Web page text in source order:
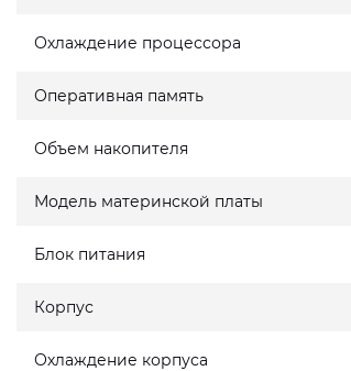
Охлаждение процессора
Оперативная память
Объем накопителя
Модель материнской платы
Блок питания
Корпус
Охлаждение корпуса